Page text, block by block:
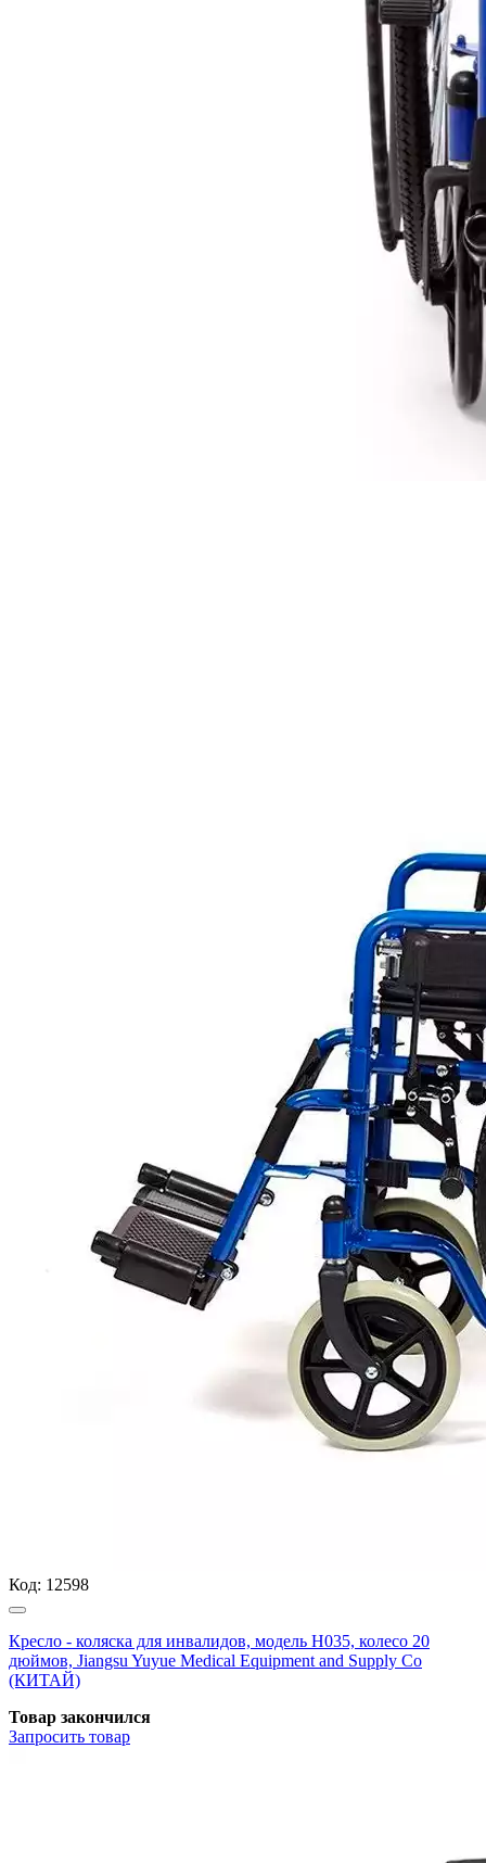
Код: 12598
Кресло - коляска для инвалидов, модель H035, колесо 20
дюймов, Jiangsu Yuyue Medical Equipment and Supply Co
(КИТАЙ)
Товар закончился
Запросить товар